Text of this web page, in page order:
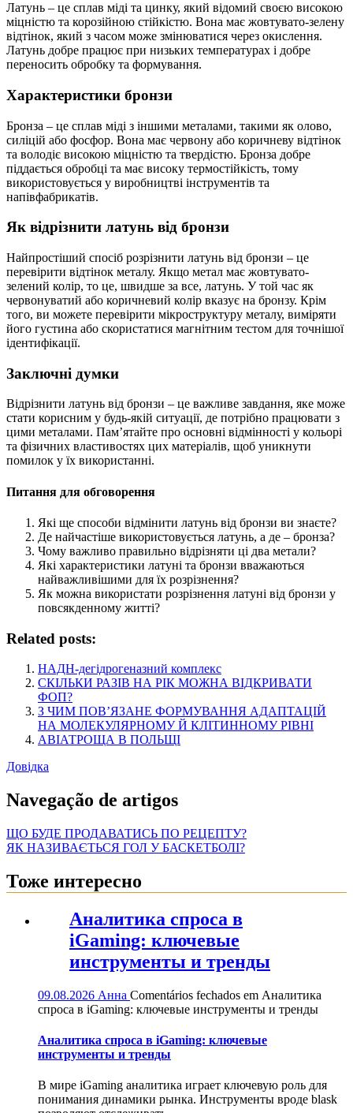
Латунь – це сплав міді та цинку, який відомий своєю високою
міцністю та корозійною стійкістю. Вона має жовтувато-зелену
відтінок, який з часом може змінюватися через окислення.
Латунь добре працює при низьких температурах і добре
переносить обробку та формування.
Характеристики бронзи
Бронза – це сплав міді з іншими металами, такими як олово,
силіцій або фосфор. Вона має червону або коричневу відтінок
та володіє високою міцністю та твердістю. Бронза добре
піддається обробці та має високу термостійкість, тому
використовується у виробництві інструментів та
напівфабрикатів.
Як відрізнити латунь від бронзи
Найпростіший спосіб розрізнити латунь від бронзи – це
перевірити відтінок металу. Якщо метал має жовтувато-
зелений колір, то це, швидше за все, латунь. У той час як
червонуватий або коричневий колір вказує на бронзу. Крім
того, ви можете перевірити мікроструктуру металу, виміряти
його густина або скористатися магнітним тестом для точнішої
ідентифікації.
Заключні думки
Відрізнити латунь від бронзи – це важливе завдання, яке може
стати корисним у будь-якій ситуації, де потрібно працювати з
цими металами. Пам’ятайте про основні відмінності у кольорі
та фізичних властивостях цих матеріалів, щоб уникнути
помилок у їх використанні.
Питання для обговорення
Які ще способи відмінити латунь від бронзи ви знаєте?
Де найчастіше використовується латунь, а де – бронза?
Чому важливо правильно відрізняти ці два метали?
Які характеристики латуні та бронзи вважаються
найважливішими для їх розрізнення?
Як можна використати розрізнення латуні від бронзи у
повсякденному житті?
Related posts:
НАДН-дегідрогеназний комплекс
СКІЛЬКИ РАЗІВ НА РІК МОЖНА ВІДКРИВАТИ
ФОП?
З ЧИМ ПОВ’ЯЗАНЕ ФОРМУВАННЯ АДАПТАЦІЙ
НА МОЛЕКУЛЯРНОМУ Й КЛІТИННОМУ РІВНІ
АВІАТРОЩА В ПОЛЬЩІ
Довідка
Navegação de artigos
ЩО БУДЕ ПРОДАВАТИСЬ ПО РЕЦЕПТУ?
ЯК НАЗИВАЄТЬСЯ ГОЛ У БАСКЕТБОЛІ?
Тоже интересно
Аналитика спроса в
iGaming: ключевые
инструменты и тренды
09.08.2026 Анна Comentários fechados em Аналитика
спроса в iGaming: ключевые инструменты и тренды
Аналитика спроса в iGaming: ключевые
инструменты и тренды
В мире iGaming аналитика играет ключевую роль для
понимания динамики рынка. Инструменты вроде blask